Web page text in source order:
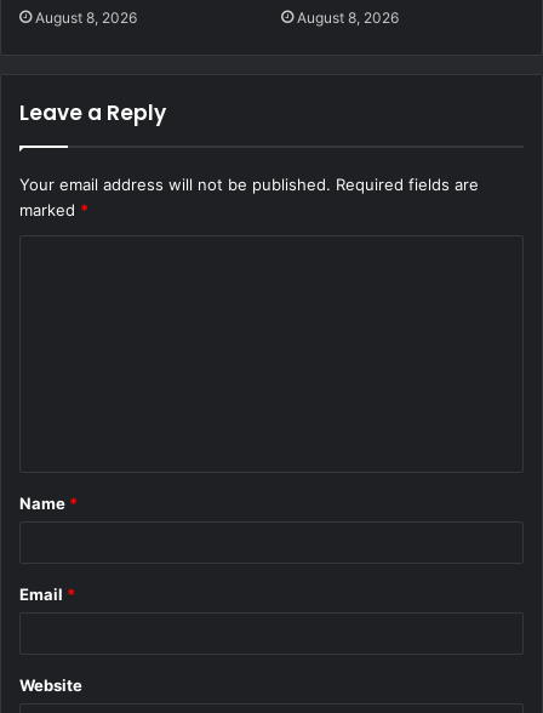
August 8, 2026 August 8, 2026
Leave a Reply
Your email address will not be published. Required fields are
marked *
*
Name *
Email *
Website